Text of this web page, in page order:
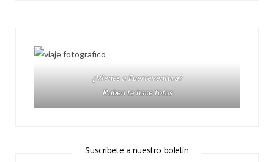
¿Vienes a Fuerteventura?
Ruben te hace fotos
Suscríbete a nuestro boletín